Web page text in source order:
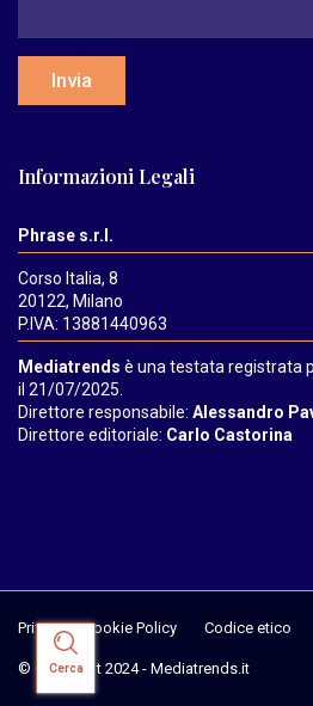
Cerca
Invia
Informazioni Legali
Phrase s.r.l.
Corso Italia, 8
20122, Milano
P.IVA: 13881440963
Mediatrends è una testata registrata
il 21/07/2025.
Direttore responsabile: Alessandro
Direttore editoriale: Carlo Castorina
Privacy & Cookie Policy Codice etico
© Copyright 2024 - Mediatrends.it